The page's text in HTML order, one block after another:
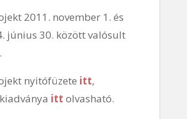
2011. november 1. és
június 30. között valósult
nyitófüzete itt,
itt olvasható.